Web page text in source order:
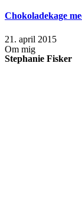
Chokoladekage
21. april 2015
Om mig
Stephanie Fisker